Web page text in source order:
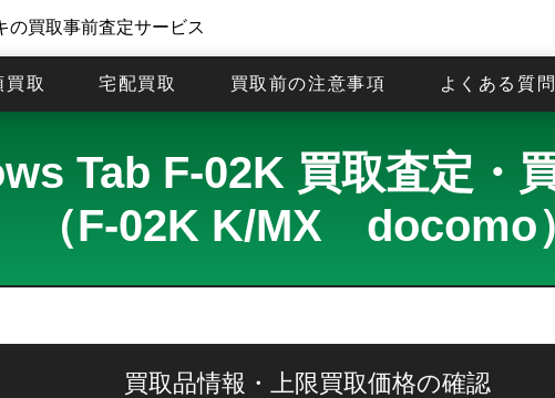
の買取事前査定サービス
買取 宅配買取 買取前の注意事項 よくある質問
Tab F-02K 買取査定・
（F-02K K/MX docomo
買取品情報・上限買取価格の確認